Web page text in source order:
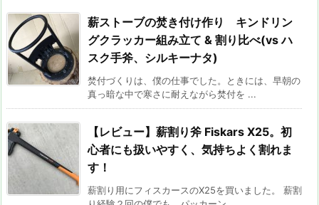
薪ストーブの焚き付け作り キンドリン
グクラッカー組み立て & 割り比べ(vs ハ
スク手斧、シルキーナタ)
焚付づくりは、僕の仕事でした。ときには、早朝の
真っ暗な中で寒さに耐えながら焚付を ...
【レビュー】薪割り斧 Fiskars X25。初
心者にも扱いやすく、気持ちよく割れま
す！
薪割り用にフィスカースのX25を買いました。 薪割